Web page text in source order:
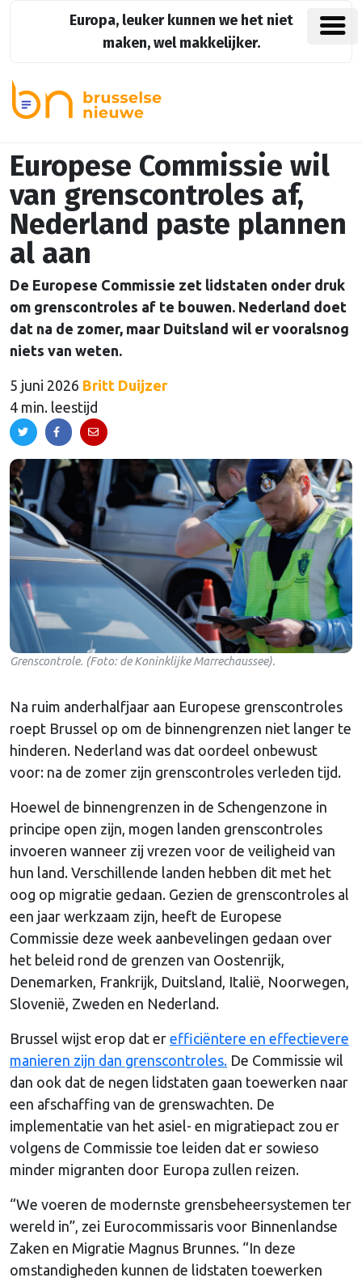
Europa, leuker kunnen we het niet
maken, wel makkelijker.
Europese Commissie wil
van grenscontroles af,
Nederland paste plannen
al aan
De Europese Commissie zet lidstaten onder druk
om grenscontroles af te bouwen. Nederland doet
dat na de zomer, maar Duitsland wil er vooralsnog
niets van weten.
5 juni 2026 Britt Duijzer
4 min. leestijd
Grenscontrole. (Foto: de Koninklijke Marrechaussee).
Na ruim anderhalfjaar aan Europese grenscontroles
roept Brussel op om de binnengrenzen niet langer te
hinderen. Nederland was dat oordeel onbewust
voor: na de zomer zijn grenscontroles verleden tijd.
Hoewel de binnengrenzen in de Schengenzone in
principe open zijn, mogen landen grenscontroles
invoeren wanneer zij vrezen voor de veiligheid van
hun land. Verschillende landen hebben dit met het
oog op migratie gedaan. Gezien de grenscontroles al
een jaar werkzaam zijn, heeft de Europese
Commissie deze week aanbevelingen gedaan over
het beleid rond de grenzen van Oostenrijk,
Denemarken, Frankrijk, Duitsland, Italië, Noorwegen,
Slovenië, Zweden en Nederland.
Brussel wijst erop dat er efficiëntere en effectievere
manieren zijn dan grenscontroles. De Commissie wil
dan ook dat de negen lidstaten gaan toewerken naar
een afschaffing van de grenswachten. De
implementatie van het asiel- en migratiepact zou er
volgens de Commissie toe leiden dat er sowieso
minder migranten door Europa zullen reizen.
“We voeren de modernste grensbeheersystemen ter
wereld in”, zei Eurocommissaris voor Binnenlandse
Zaken en Migratie Magnus Brunnes. “In deze
omstandigheden kunnen de lidstaten toewerken